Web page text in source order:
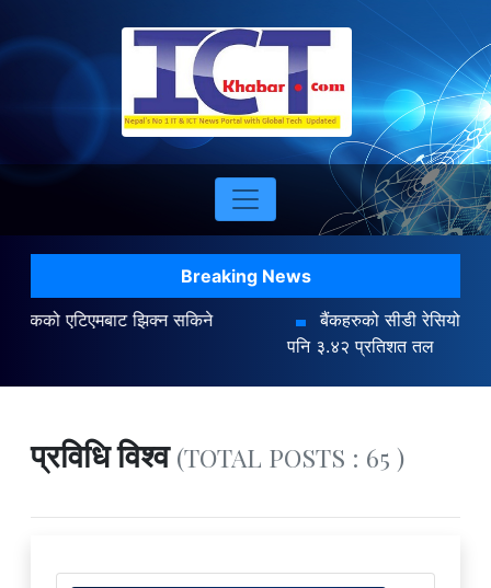
Breaking News
बैंकहरुको सीडी रेसियो ८३.४७ प्रतिशतमा : अन्तर बैंक ब्याजदर
प्रविधि विश्व(TOTAL POSTS : 65 )